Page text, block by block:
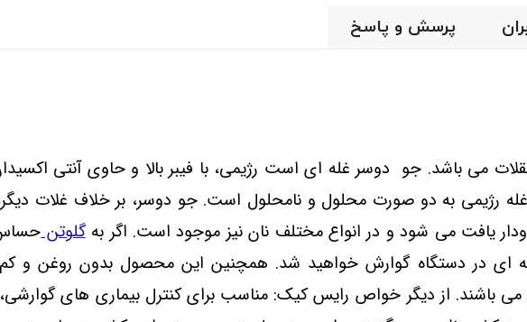
پرسش و پاسخ
می باشد. جو دوسر غله ای است رژیمی، با فیبر بالا و حاوی آنتی
رژیمی به دو صورت محلول و نامحلول است. جو دوسر، بر خلاف غلات
یافت می شود و در انواع مختلف نان نیز موجود است. اگر بهگلوتنحساس
ای در دستگاه گوارش خواهید شد. همچنین این محصول بدون روغن و
باشند. از دیگر خواص رایس کیک: مناسب برای کنترل بیماری های گوارشی،